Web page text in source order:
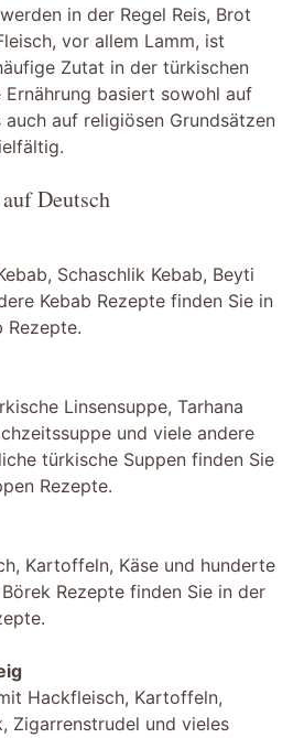
in der Regel Reis, Brot
vor allem Lamm, ist
Zutat in der türkischen
Ernährung basiert sowohl auf
auf religiösen Grundsätzen
Deutsch
Schaschlik Kebab, Beyti
Kebab Rezepte finden Sie in
Rezepte.
Linsensuppe, Tarhana
und viele andere
türkische Suppen finden Sie
Rezepte.
Kartoffeln, Käse und hunderte
Rezepte finden Sie in der
Hackfleisch, Kartoffeln,
Zigarrenstrudel und vieles